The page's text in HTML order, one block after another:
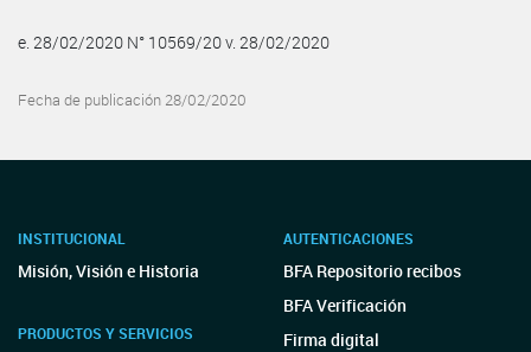
e. 28/02/2020 N° 10569/20 v. 28/02/2020
Fecha de publicación 28/02/2020
INSTITUCIONAL
Misión, Visión e Historia
PRODUCTOS Y SERVICIOS
AUTENTICACIONES
BFA Repositorio recibos
BFA Verificación
Firma digital